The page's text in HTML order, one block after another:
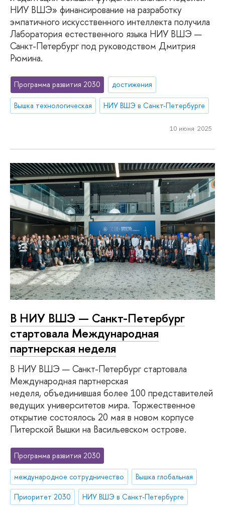
НИУ ВШЭ» финансирование на разработку
эмпатичного искусственного интеллекта получила
Лаборатория естественного языка НИУ ВШЭ —
Санкт-Петербург под руководством Дмитрия
Рюмина.
Программа развития 2030 достижения
Вышка технологическая НИУ ВШЭ в Санкт-Петербурге
10 июня 2025
В НИУ ВШЭ — Санкт-Петербург
стартовала Международная
партнерская неделя
В НИУ ВШЭ — Санкт-Петербург стартовала
Международная партнерская
неделя, объединившая более 100 представителей
ведущих университетов мира. Торжественное
открытие состоялось 20 мая в новом корпусе
Питерской Вышки на Васильевском острове.
Программа развития 2030
международное сотрудничество Вышка глобальная
Приоритет 2030 НИУ ВШЭ в Санкт-Петербурге